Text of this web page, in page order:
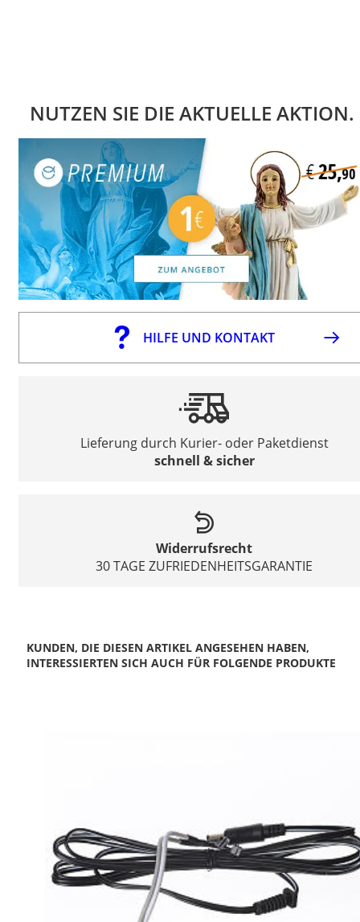
NUTZEN SIE DIE AKTUELLE AKTION.
HILFE UND KONTAKT
Lieferung durch Kurier- oder Paketdienst
schnell & sicher
Widerrufsrecht
30 TAGE ZUFRIEDENHEITSGARANTIE
KUNDEN, DIE DIESEN ARTIKEL ANGESEHEN HABEN,
INTERESSIERTEN SICH AUCH FÜR FOLGENDE PRODUKTE